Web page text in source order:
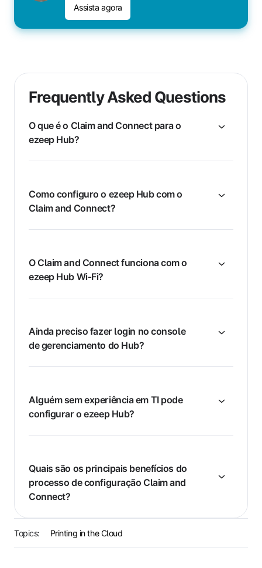
Assista agora
Frequently Asked Questions
O que é o Claim and Connect para o
ezeep Hub?
Como configuro o ezeep Hub com o
Claim and Connect?
O Claim and Connect funciona com o
ezeep Hub Wi‑Fi?
Ainda preciso fazer login no console
de gerenciamento do Hub?
Alguém sem experiência em TI pode
configurar o ezeep Hub?
Quais são os principais benefícios do
processo de configuração Claim and
Connect?
Topics: Printing in the Cloud